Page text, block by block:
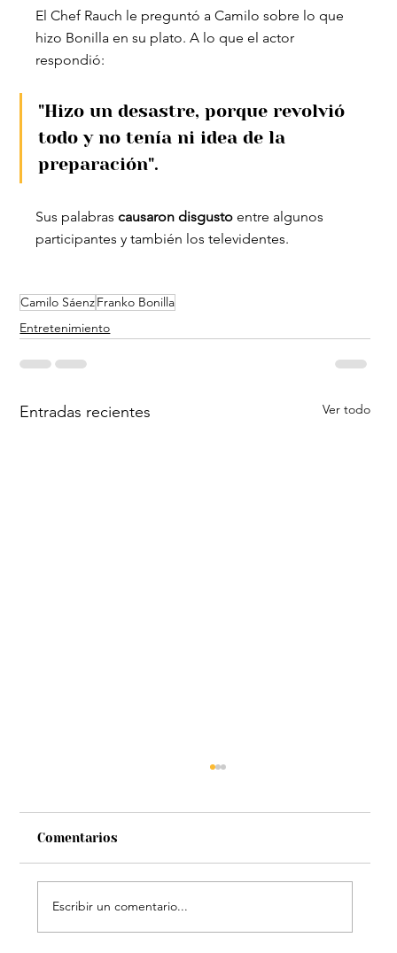
El Chef Rauch le preguntó a Camilo sobre lo que
hizo Bonilla en su plato. A lo que el actor
respondió:
"Hizo un desastre, porque revolvió
todo y no tenía ni idea de la
preparación".
Sus palabras causaron disgusto entre algunos
participantes y también los televidentes.
Camilo SáenzFranko Bonilla
Entretenimiento
Entradas recientes Ver todo
Comentarios
Escribir un comentario...